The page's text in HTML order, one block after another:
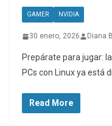
GAMER NVIDIA
30 enero, 2026 Diana
Prepárate para jugar:
PCs con Linux ya está
Read More